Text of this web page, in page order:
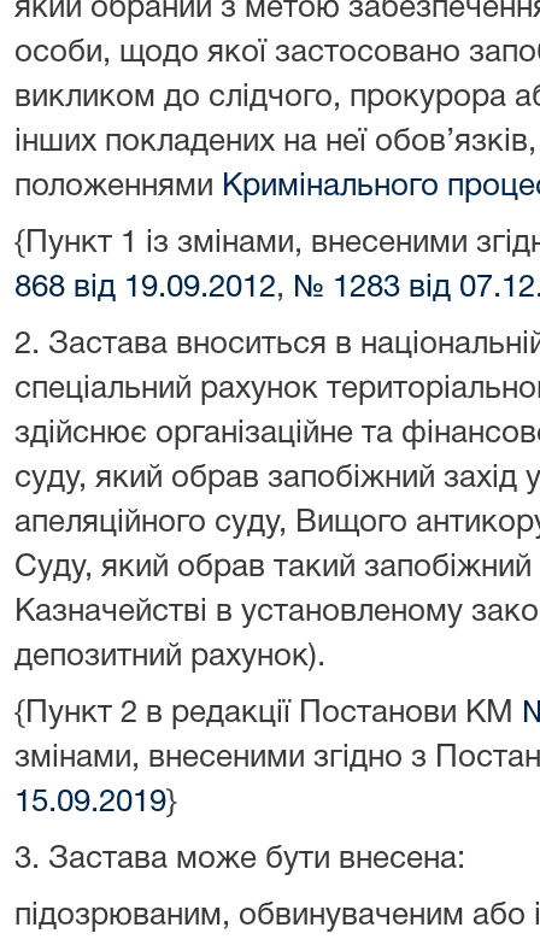
який обраний з метою
особи, щодо якої застосовано
викликом до слідчого, прокурора
інших покладених на неї
положеннями Кримінального
{Пункт 1 із змінами, внесеними
868 від 19.09.2012, № 1283 від
2. Застава вноситься в
спеціальний рахунок
здійснює організаційне та
суду, який обрав запобіжний захід
апеляційного суду, Вищого
Суду, який обрав такий запобіжний
Казначействі в установленому
депозитний рахунок).
{Пункт 2 в редакції Постанови КМ
змінами, внесеними згідно з
15.09.2019}
3. Застава може бути внесена:
підозрюваним, обвинуваченим або